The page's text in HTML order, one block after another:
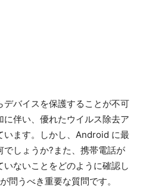
バイスを保護することが不可
伴い、優れたウイルス除去ア
います。しかし、Android に最
しょうか?また、携帯電話が
ないことをどのように確認し
問うべき重要な質問です。